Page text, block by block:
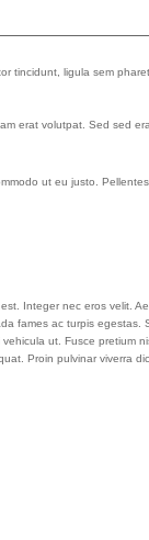
tincidunt, ligula sem
erat volutpat. Sed sed
ut eu justo.
Integer nec eros velit.
fames ac turpis egestas.
ut. Fusce pretium
Proin pulvinar viverra